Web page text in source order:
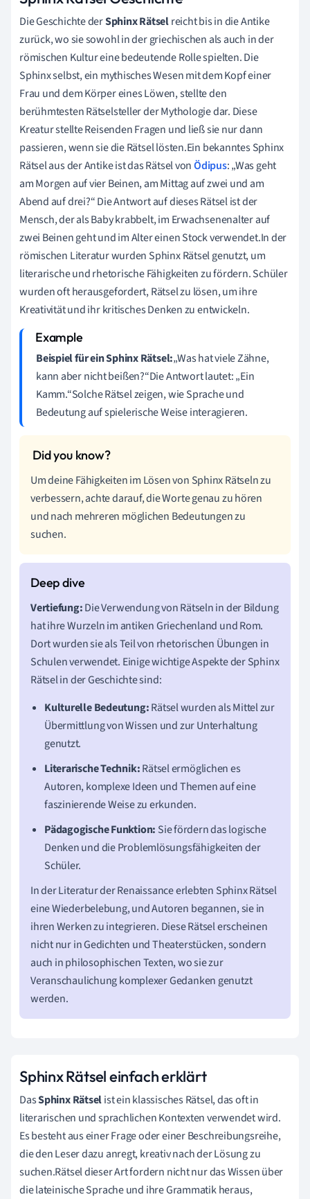
Die Geschichte derSphinx Rätselreicht bis in die Antike
zurück, wo sie sowohl in der griechischen als auch in der
römischen Kultur eine bedeutende Rolle spielten. Die
Sphinx selbst, ein mythisches Wesen mit dem Kopf einer
Frau und dem Körper eines Löwen, stellte den
berühmtesten Rätselsteller der Mythologie dar. Diese
Kreatur stellte Reisenden Fragen und ließ sie nur dann
passieren, wenn sie die Rätsel lösten.Ein bekanntes Sphinx
Rätsel aus der Antike ist das Rätsel vonÖdipus: „Was geht
am Morgen auf vier Beinen, am Mittag auf zwei und am
Abend auf drei?“ Die Antwort auf dieses Rätsel ist der
Mensch, der als Baby krabbelt, im Erwachsenenalter auf
zwei Beinen geht und im Alter einen Stock verwendet.In der
römischen Literatur wurden Sphinx Rätsel genutzt, um
literarische und rhetorische Fähigkeiten zu fördern. Schüler
wurden oft herausgefordert, Rätsel zu lösen, um ihre
Kreativität und ihr kritisches Denken zu entwickeln.
Beispiel für ein Sphinx Rätsel:„Was hat viele Zähne,
kann aber nicht beißen?“Die Antwort lautet: „Ein
Kamm.“Solche Rätsel zeigen, wie Sprache und
Bedeutung auf spielerische Weise interagieren.
Um deine Fähigkeiten im Lösen von Sphinx Rätseln zu
verbessern, achte darauf, die Worte genau zu hören
und nach mehreren möglichen Bedeutungen zu
suchen.
Vertiefung:Die Verwendung von Rätseln in der Bildung
hat ihre Wurzeln im antiken Griechenland und Rom.
Dort wurden sie als Teil von rhetorischen Übungen in
Schulen verwendet. Einige wichtige Aspekte der Sphinx
Rätsel in der Geschichte sind:
Kulturelle Bedeutung:Rätsel wurden als Mittel zur
Übermittlung von Wissen und zur Unterhaltung
genutzt.
Literarische Technik:Rätsel ermöglichen es
Autoren, komplexe Ideen und Themen auf eine
faszinierende Weise zu erkunden.
Pädagogische Funktion: Sie fördern das logische
Denken und die Problemlösungsfähigkeiten der
Schüler.
In der Literatur der Renaissance erlebten Sphinx Rätsel
eine Wiederbelebung, und Autoren begannen, sie in
ihren Werken zu integrieren. Diese Rätsel erscheinen
nicht nur in Gedichten und Theaterstücken, sondern
auch in philosophischen Texten, wo sie zur
Veranschaulichung komplexer Gedanken genutzt
werden.
Sphinx Rätsel einfach erklärt
DasSphinx Rätselist ein klassisches Rätsel, das oft in
literarischen und sprachlichen Kontexten verwendet wird.
Es besteht aus einer Frage oder einer Beschreibungsreihe,
die den Leser dazu anregt, kreativ nach der Lösung zu
suchen.Rätsel dieser Art fordern nicht nur das Wissen über
die lateinische Sprache und ihre Grammatik heraus,